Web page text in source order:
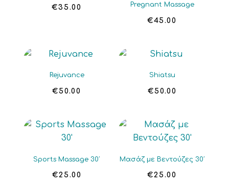
€35.00 Pregnant Massage
€45.00
Rejuvance
€50.00
Shiatsu
€50.00
Sports Massage 30′
€25.00
Μασάζ με Βεντούζες 30′
€25.00